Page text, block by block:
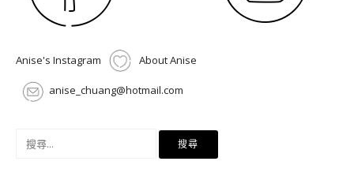
Anise's Instagram About Anise
anise_chuang@hotmail.com